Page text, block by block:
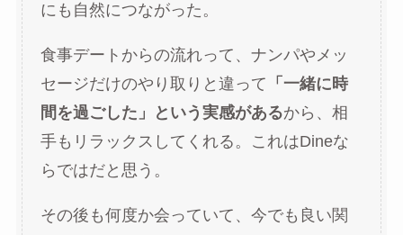
にも自然につながった。
食事デートからの流れって、ナンパやメッ
セージだけのやり取りと違って 「一緒に時
間を過ごした」という実感があるから、相
手もリラックスしてくれる。これはDineな
らではだと思う。
その後も何度か会っていて、今でも良い関